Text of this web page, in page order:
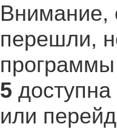
Внимание,
перешли,
5
или